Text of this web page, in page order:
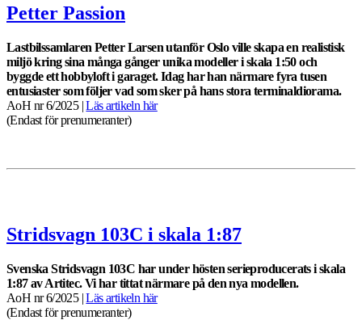
Petter Passion
Lastbilssamlaren Petter Larsen utanför Oslo ville skapa en realistisk
miljö kring sina många gånger unika modeller i skala 1:50 och
byggde ett hobbyloft i garaget. Idag har han närmare fyra tusen
entusiaster som följer vad som sker på hans stora terminaldiorama.
AoH nr 6/2025 |Läs artikeln här
(Endast för prenumeranter)
Stridsvagn 103C i skala 1:87
Svenska Stridsvagn 103C har under hösten serieproducerats i skala
1:87 av Artitec. Vi har tittat närmare på den nya modellen.
AoH nr 6/2025 |Läs artikeln här
(Endast för prenumeranter)